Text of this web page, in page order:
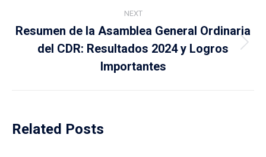
NEXT
Next
post:
Resumen de la Asamblea General Ordinaria
del CDR: Resultados 2024 y Logros
Importantes
Related Posts